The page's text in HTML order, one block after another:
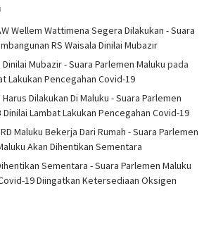
Wellem Wattimena Segera Dilakukan - Suara
RS Waisala Dinilai Mubazir
Mubazir - Suara Parlemen Maluku pada
Lakukan Pencegahan Covid-19
Dilakukan Di Maluku - Suara Parlemen
Dinilai Lambat Lakukan Pencegahan Covid-19
Maluku Bekerja Dari Rumah - Suara Parlemen
Akan Dihentikan Sementara
Sementara - Suara Parlemen Maluku
19 Diingatkan Ketersediaan Oksigen